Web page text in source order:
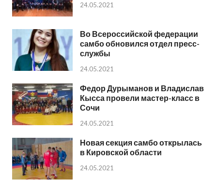
24.05.2021
Во Всероссийской федерации
самбо обновился отдел пресс-
службы
24.05.2021
Федор Дурыманов и Владислав
Кысса провели мастер-класс в
Сочи
24.05.2021
Новая секция самбо открылась
в Кировской области
24.05.2021